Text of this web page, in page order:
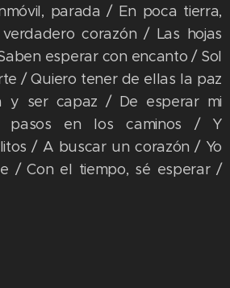
parada / En poca tierra,
corazón / Las hojas
esperar con encanto / Sol
/ Quiero tener de ellas la paz
y ser capaz / De esperar mi
pasos en los caminos / Y
/ A buscar un corazón / Yo
/ Con el tiempo, sé esperar /